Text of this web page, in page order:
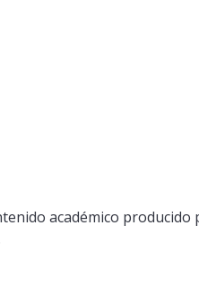
académico